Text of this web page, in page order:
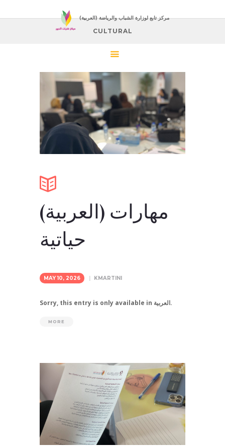
(العربية) مركز تابع لوزارة الشباب والرياضة
CULTURAL
(العربية) مهارات
حياتية
MAY 10, 2026 KMARTINI
Sorry, this entry is only available in العربية.
MORE